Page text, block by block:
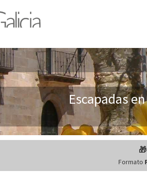
Escapadas
Formato